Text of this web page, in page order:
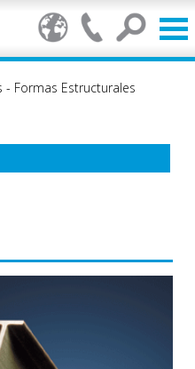
- Formas Estructurales